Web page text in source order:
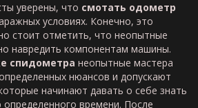
уверены, что смотать одометр
условиях. Конечно, это
стоит отметить, что неопытные
навредить компонентам машины.
спидометра неопытные мастера
нюансов и допускают
начинают давать о себе знать
времени. После